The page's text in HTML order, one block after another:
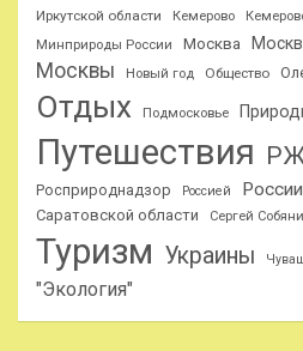
Иркутской области Кемерово
Минприроды России
Москва
Москвы
Новый год Общество
Отдых Подмосковье
Путешествия
Росприроднадзор
Россией России
Саратовской области Сергей
Туризм Украины
"Экология"